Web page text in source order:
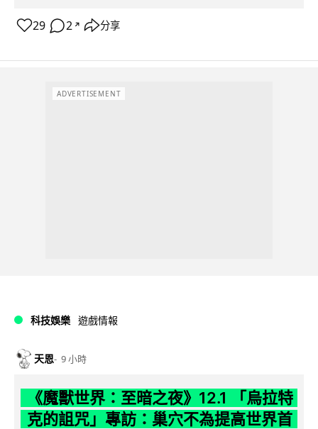
29 2 ↗ 分享
ADVERTISEMENT
科技娛樂 遊戲情報
天恩 9 小時
《魔獸世界：至暗之夜》12.1 「烏拉特
克的詛咒」專訪：巢穴不為提高世界首